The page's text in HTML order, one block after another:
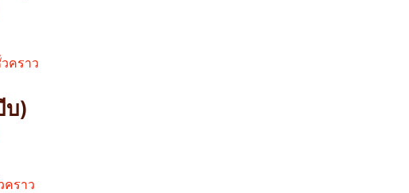
คราว
บ)
ราว